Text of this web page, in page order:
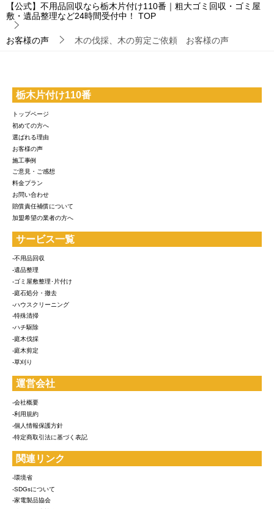
【公式】不用品回収なら栃木片付け110番｜粗大ゴミ回収・ゴミ屋
敷・遺品整理など24時間受付中！
TOP
お客様の声 木の伐採、木の剪定ご依頼 お客様の声
栃木片付け110番
トップページ
初めての方へ
選ばれる理由
お客様の声
施工事例
ご意見・ご感想
料金プラン
お問い合わせ
賠償責任補償について
加盟希望の業者の方へ
サービス一覧
-不用品回収
-遺品整理
-ゴミ屋敷整理･片付け
-庭石処分・撤去
-ハウスクリーニング
-特殊清掃
-ハチ駆除
-庭木伐採
-庭木剪定
-草刈り
運営会社
-会社概要
-利用規約
-個人情報保護方針
-特定商取引法に基づく表記
関連リンク
-環境省
-SDGsについて
-家電製品協会